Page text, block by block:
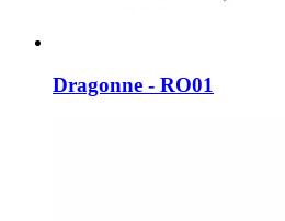
Dragonne - RO01